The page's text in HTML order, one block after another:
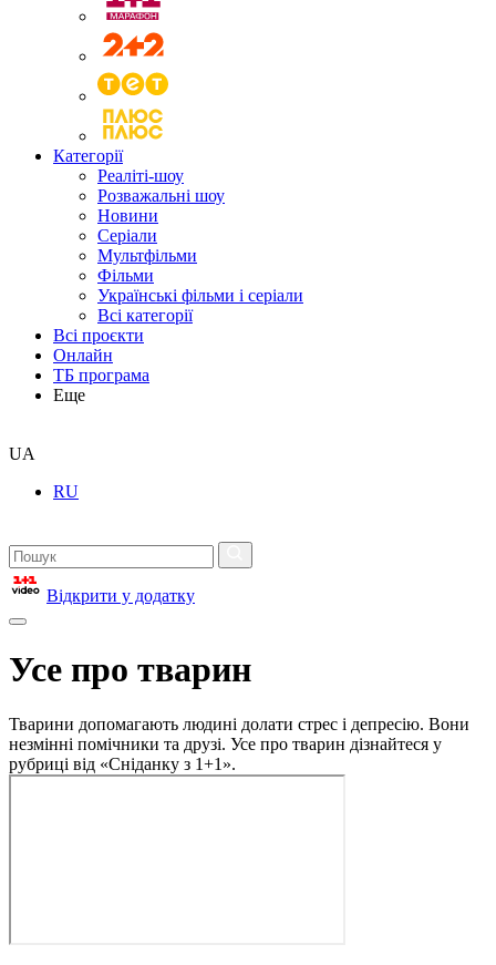
Категорії
Реаліті-шоу
Розважальні шоу
Новини
Серіали
Мультфільми
Фільми
Українські фільми і серіали
Всі категорії
Всі проєкти
Онлайн
ТБ програма
Еще
UA
RU
Відкрити у додатку
Усе про тварин
Тварини допомагають людині долати стрес і депресію. Вони
незмінні помічники та друзі. Усе про тварин дізнайтеся у
рубриці від «Сніданку з 1+1».